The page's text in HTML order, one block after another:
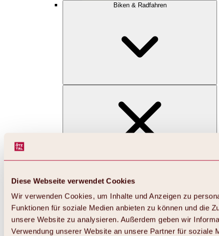
Diese Webseite verwendet Cookies
Wir verwenden Cookies, um Inhalte und Anzeigen zu
Funktionen für soziale Medien anbieten zu können und die
unsere Website zu analysieren. Außerdem geben wir
Verwendung unserer Website an unsere Partner für soziale
Biken & Radfahren